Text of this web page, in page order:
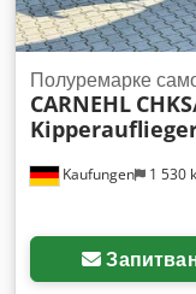
Kaufungen 1 530
Полуремарке
CARNEHL